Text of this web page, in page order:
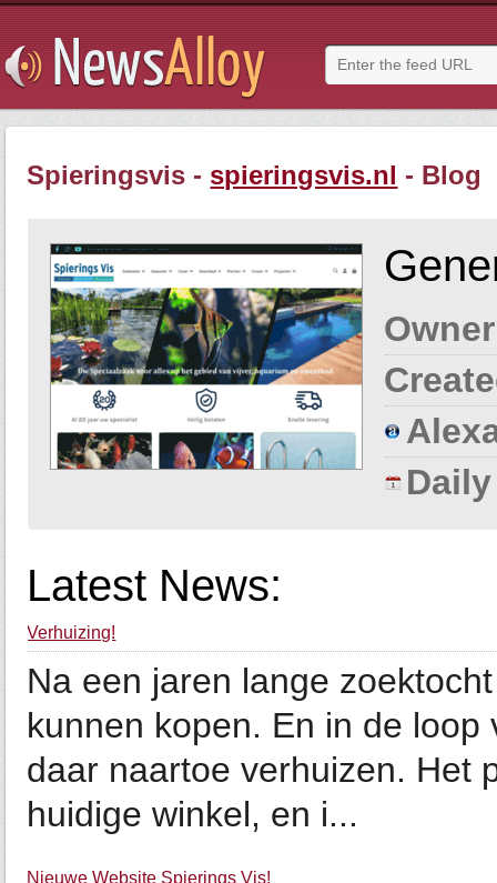
Spieringsvis - spieringsvis.nl - Blog
Latest News:
Verhuizing!
Na een jaren lange
kunnen kopen. En in de
daar naartoe verhuizen. Het
huidige winkel, en i...
Nieuwe Website Spierings Vis!